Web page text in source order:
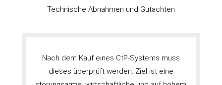
Technische Abnahmen und Gutachten
Nach dem Kauf eines CtP-Systems muss
dieses überprüft werden. Ziel ist eine